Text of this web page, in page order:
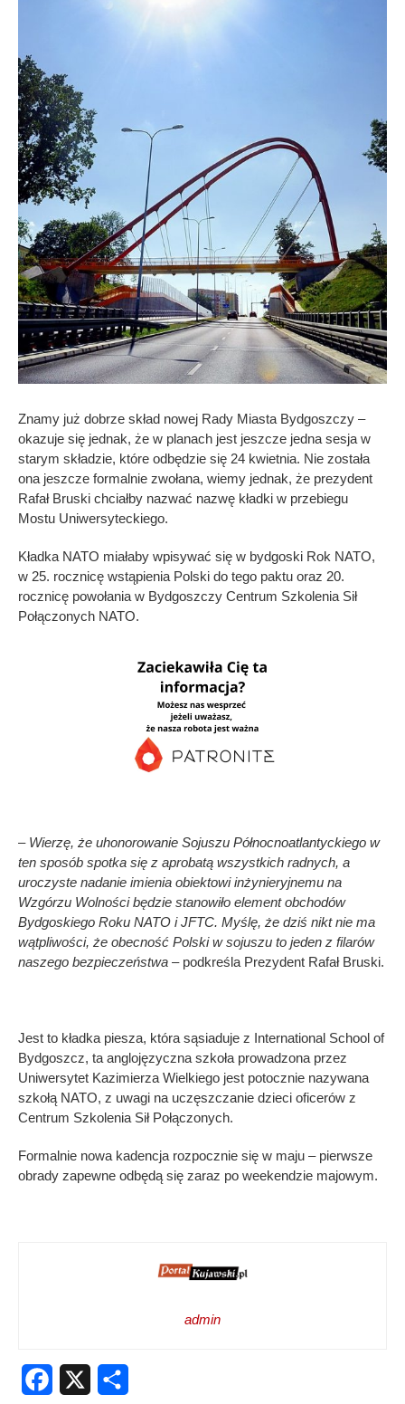
Znamy już dobrze skład nowej Rady Miasta Bydgoszczy –
okazuje się jednak, że w planach jest jeszcze jedna sesja w
starym składzie, które odbędzie się 24 kwietnia. Nie została
ona jeszcze formalnie zwołana, wiemy jednak, że prezydent
Rafał Bruski chciałby nazwać nazwę kładki w przebiegu
Mostu Uniwersyteckiego.
Kładka NATO miałaby wpisywać się w bydgoski Rok NATO,
w 25. rocznicę wstąpienia Polski do tego paktu oraz 20.
rocznicę powołania w Bydgoszczy Centrum Szkolenia Sił
Połączonych NATO.
– Wierzę, że uhonorowanie Sojuszu Północnoatlantyckiego w
ten sposób spotka się z aprobatą wszystkich radnych, a
uroczyste nadanie imienia obiektowi inżynieryjnemu na
Wzgórzu Wolności będzie stanowiło element obchodów
Bydgoskiego Roku NATO i JFTC. Myślę, że dziś nikt nie ma
wątpliwości, że obecność Polski w sojuszu to jeden z filarów
naszego bezpieczeństwa – podkreśla Prezydent Rafał Bruski.
Jest to kładka piesza, która sąsiaduje z International School of
Bydgoszcz, ta anglojęzyczna szkoła prowadzona przez
Uniwersytet Kazimierza Wielkiego jest potocznie nazywana
szkołą NATO, z uwagi na uczęszczanie dzieci oficerów z
Centrum Szkolenia Sił Połączonych.
Formalnie nowa kadencja rozpocznie się w maju – pierwsze
obrady zapewne odbędą się zaraz po weekendzie majowym.
admin
Facebook